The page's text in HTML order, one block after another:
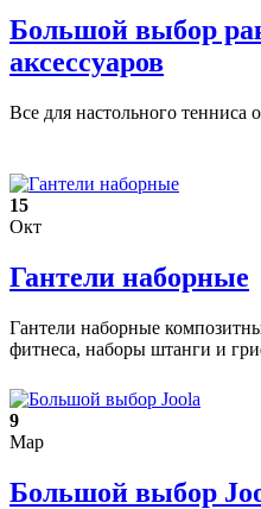
Большой выбор
аксессуаров
Все для настольного
15
Окт
Гантели наборные
Гантели наборные
фитнеса, наборы штанги и
9
Мар
Большой выбор